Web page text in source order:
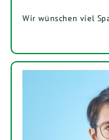
Wir wünschen viel